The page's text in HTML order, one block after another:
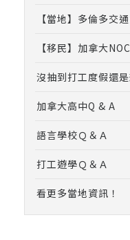
【當地】多倫多交
【移民】加拿大
沒抽到打工度假還
加拿大高中Q & A
語言學校Ｑ＆Ａ
打工遊學Ｑ＆Ａ
看更多當地資訊！